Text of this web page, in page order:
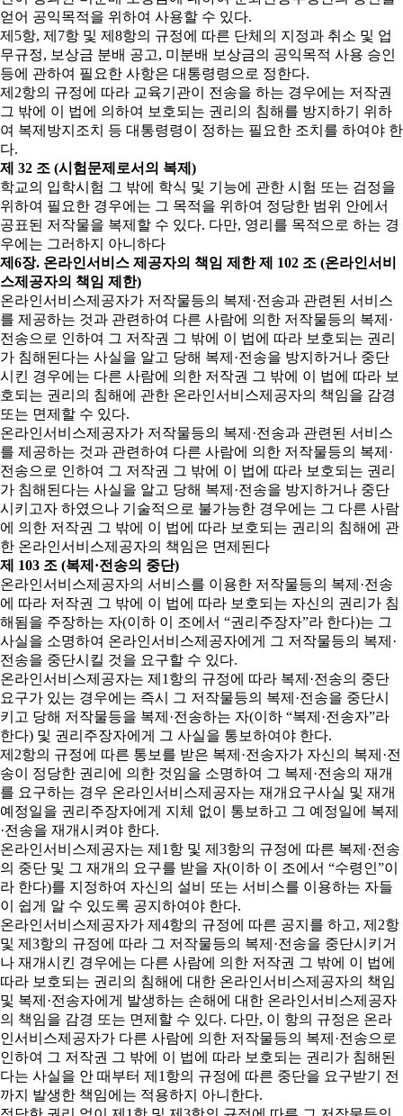
얻어 공익목적을 위하여 사용할 수 있다.
제5항, 제7항 및 제8항의 규정에 따른 단체의 지정과 취소 및 업
무규정, 보상금 분배 공고, 미분배 보상금의 공익목적 사용 승인
등에 관하여 필요한 사항은 대통령령으로 정한다.
제2항의 규정에 따라 교육기관이 전송을 하는 경우에는 저작권
그 밖에 이 법에 의하여 보호되는 권리의 침해를 방지하기 위하
여 복제방지조치 등 대통령령이 정하는 필요한 조치를 하여야 한
다.
제 32 조 (시험문제로서의 복제)
학교의 입학시험 그 밖에 학식 및 기능에 관한 시험 또는 검정을
위하여 필요한 경우에는 그 목적을 위하여 정당한 범위 안에서
공표된 저작물을 복제할 수 있다. 다만, 영리를 목적으로 하는 경
우에는 그러하지 아니하다
제6장. 온라인서비스 제공자의 책임 제한 제 102 조 (온라인서비
스제공자의 책임 제한)
온라인서비스제공자가 저작물등의 복제·전송과 관련된 서비스
를 제공하는 것과 관련하여 다른 사람에 의한 저작물등의 복제·
전송으로 인하여 그 저작권 그 밖에 이 법에 따라 보호되는 권리
가 침해된다는 사실을 알고 당해 복제·전송을 방지하거나 중단
시킨 경우에는 다른 사람에 의한 저작권 그 밖에 이 법에 따라 보
호되는 권리의 침해에 관한 온라인서비스제공자의 책임을 감경
또는 면제할 수 있다.
온라인서비스제공자가 저작물등의 복제·전송과 관련된 서비스
를 제공하는 것과 관련하여 다른 사람에 의한 저작물등의 복제·
전송으로 인하여 그 저작권 그 밖에 이 법에 따라 보호되는 권리
가 침해된다는 사실을 알고 당해 복제·전송을 방지하거나 중단
시키고자 하였으나 기술적으로 불가능한 경우에는 그 다른 사람
에 의한 저작권 그 밖에 이 법에 따라 보호되는 권리의 침해에 관
한 온라인서비스제공자의 책임은 면제된다
제 103 조 (복제·전송의 중단)
온라인서비스제공자의 서비스를 이용한 저작물등의 복제·전송
에 따라 저작권 그 밖에 이 법에 따라 보호되는 자신의 권리가 침
해됨을 주장하는 자(이하 이 조에서 “권리주장자”라 한다)는 그
사실을 소명하여 온라인서비스제공자에게 그 저작물등의 복제·
전송을 중단시킬 것을 요구할 수 있다.
온라인서비스제공자는 제1항의 규정에 따라 복제·전송의 중단
요구가 있는 경우에는 즉시 그 저작물등의 복제·전송을 중단시
키고 당해 저작물등을 복제·전송하는 자(이하 “복제·전송자”라
한다) 및 권리주장자에게 그 사실을 통보하여야 한다.
제2항의 규정에 따른 통보를 받은 복제·전송자가 자신의 복제·전
송이 정당한 권리에 의한 것임을 소명하여 그 복제·전송의 재개
를 요구하는 경우 온라인서비스제공자는 재개요구사실 및 재개
예정일을 권리주장자에게 지체 없이 통보하고 그 예정일에 복제
·전송을 재개시켜야 한다.
온라인서비스제공자는 제1항 및 제3항의 규정에 따른 복제·전송
의 중단 및 그 재개의 요구를 받을 자(이하 이 조에서 “수령인”이
라 한다)를 지정하여 자신의 설비 또는 서비스를 이용하는 자들
이 쉽게 알 수 있도록 공지하여야 한다.
온라인서비스제공자가 제4항의 규정에 따른 공지를 하고, 제2항
및 제3항의 규정에 따라 그 저작물등의 복제·전송을 중단시키거
나 재개시킨 경우에는 다른 사람에 의한 저작권 그 밖에 이 법에
따라 보호되는 권리의 침해에 대한 온라인서비스제공자의 책임
및 복제·전송자에게 발생하는 손해에 대한 온라인서비스제공자
의 책임을 감경 또는 면제할 수 있다. 다만, 이 항의 규정은 온라
인서비스제공자가 다른 사람에 의한 저작물등의 복제·전송으로
인하여 그 저작권 그 밖에 이 법에 따라 보호되는 권리가 침해된
다는 사실을 안 때부터 제1항의 규정에 따른 중단을 요구받기 전
까지 발생한 책임에는 적용하지 아니한다.